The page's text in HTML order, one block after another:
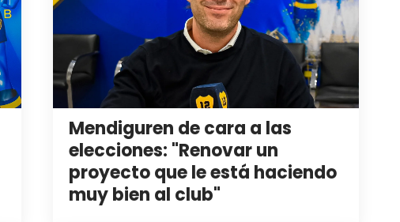
Mendiguren de cara a las
elecciones: "Renovar un
proyecto que le está haciendo
muy bien al club"